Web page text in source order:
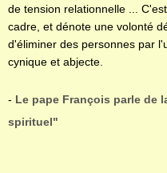
de tension relationnelle ...
cadre, et dénote une volonté
d'éliminer des personnes par
cynique et abjecte.
- Le pape François parle de
spirituel"